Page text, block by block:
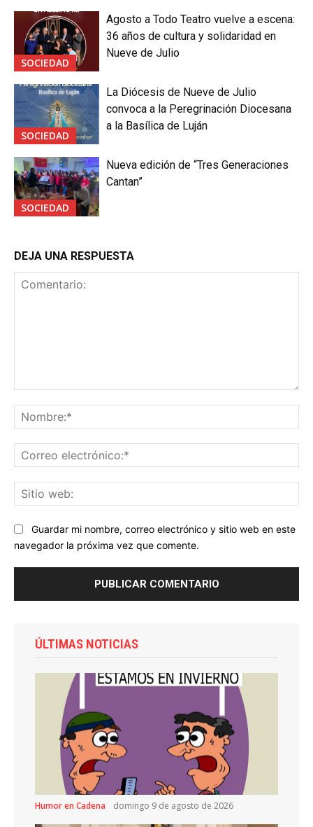
SOCIEDAD
Agosto a Todo Teatro vuelve a escena:
36 años de cultura y solidaridad en
Nueve de Julio
SOCIEDAD
La Diócesis de Nueve de Julio
convoca a la Peregrinación Diocesana
a la Basílica de Luján
SOCIEDAD
Nueva edición de “Tres Generaciones
Cantan”
DEJA UNA RESPUESTA
Guardar mi nombre, correo electrónico y sitio web en este
navegador la próxima vez que comente.
ÚLTIMAS NOTICIAS
Humor en Cadena domingo 9 de agosto de 2026